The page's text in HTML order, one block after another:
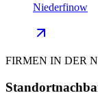
Niederfinow
FIRMEN IN DER